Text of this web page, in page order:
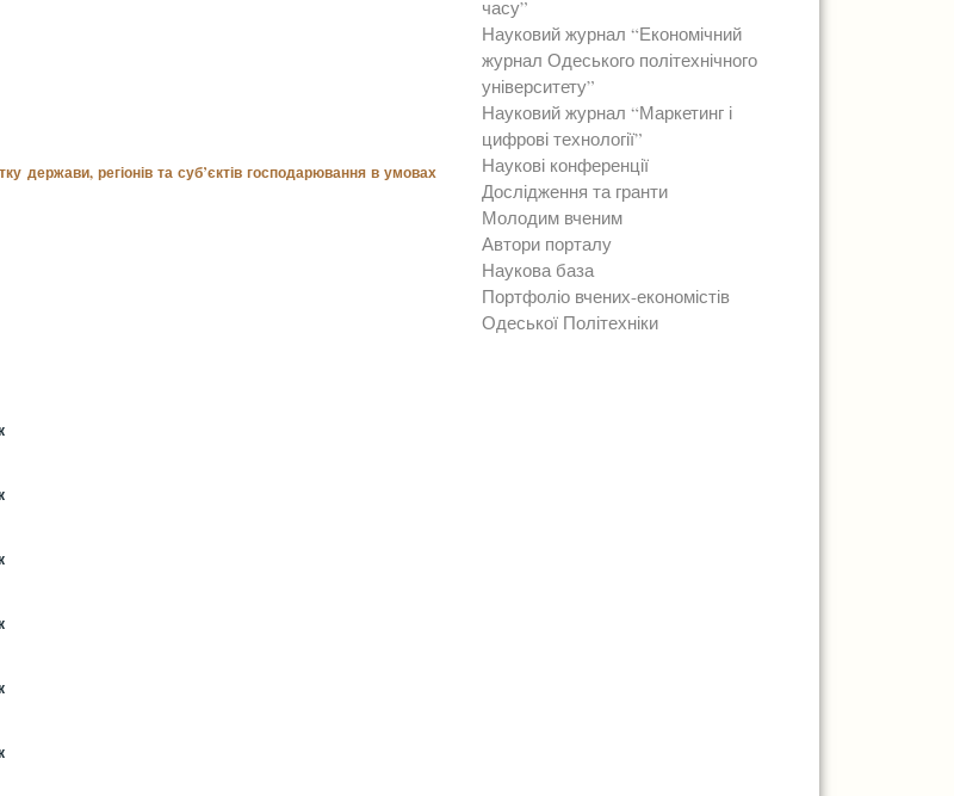
держави, регіонів та суб’єктів господарювання в умовах
часу”
Науковий журнал “Економічний
журнал Одеського політехнічного
університету”
Науковий журнал “Маркетинг і
цифрові технології”
Наукові конференції
Дослідження та гранти
Молодим вченим
Автори порталу
Наукова база
Портфоліо вчених-економістів
Одеської Політехніки